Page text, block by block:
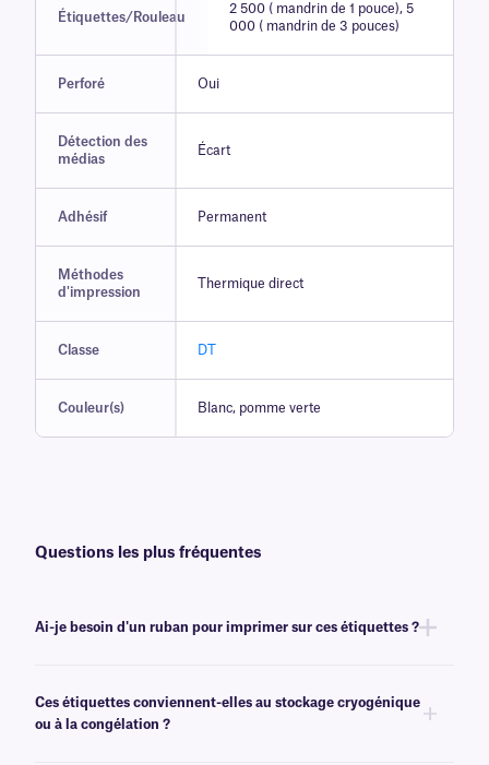
Étiquettes/Rouleau
2 500 ( mandrin de 1 pouce), 5
000 ( mandrin de 3 pouces)
Perforé Oui
Détection des
médias
Écart
Adhésif Permanent
Méthodes
d'impression
Thermique direct
Classe DT
Couleur(s) Blanc, pomme verte
Questions les plus fréquentes
Ai-je besoin d'un ruban pour imprimer sur ces étiquettes ?
thermique à impression thermique directe ou transfert thermique . Pour
plus d'informations, veuillez contacter notre
Ces étiquettes conviennent-elles au stockage cryogénique
ou à la congélation ?